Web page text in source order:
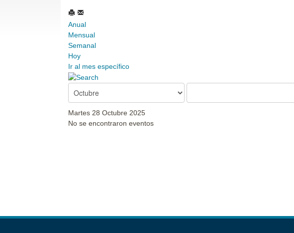
Anual
Mensual
Semanal
Hoy
Ir al mes específico
Martes 28 Octubre 2025
No se encontraron eventos